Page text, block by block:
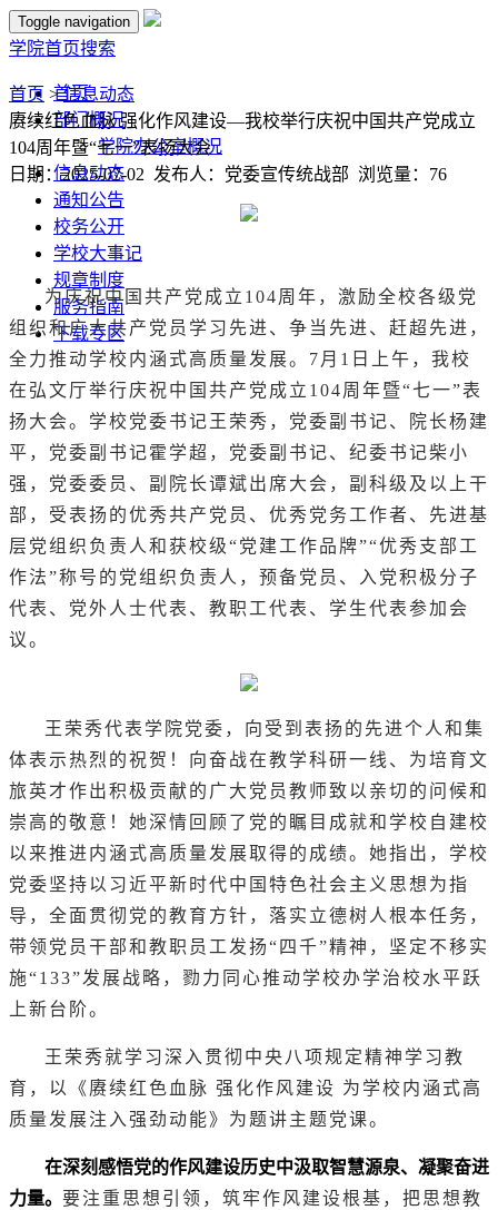
Toggle navigation
学院首页搜索
首页
部门概况
学院办公室概况
信息动态
通知公告
校务公开
学校大事记
规章制度
服务指南
下载专区
首页 >信息动态
赓续红色血脉 强化作风建设—我校举行庆祝中国共产党成立
104周年暨“七一”表扬大会
日期：2025-07-02 发布人：党委宣传统战部 浏览量： 76
为庆祝中国共产党成立104周年，激励全校各级党
组织和广大共产党员学习先进、争当先进、赶超先进，
全力推动学校内涵式高质量发展。7月1日上午，我校
在弘文厅举行庆祝中国共产党成立104周年暨“七一”表
扬大会。学校党委书记王荣秀，党委副书记、院长杨建
平，党委副书记霍学超，党委副书记、纪委书记柴小
强，党委委员、副院长谭斌出席大会，副科级及以上干
部，受表扬的优秀共产党员、优秀党务工作者、先进基
层党组织负责人和获校级“党建工作品牌”“优秀支部工
作法”称号的党组织负责人，预备党员、入党积极分子
代表、党外人士代表、教职工代表、学生代表参加会
议。
王荣秀代表学院党委，向受到表扬的先进个人和集
体表示热烈的祝贺！向奋战在教学科研一线、为培育文
旅英才作出积极贡献的广大党员教师致以亲切的问候和
崇高的敬意！她深情回顾了党的瞩目成就和学校自建校
以来推进内涵式高质量发展取得的成绩。她指出，学校
党委坚持以习近平新时代中国特色社会主义思想为指
导，全面贯彻党的教育方针，落实立德树人根本任务，
带领党员干部和教职员工发扬“四千”精神，坚定不移实
施“133”发展战略，勠力同心推动学校办学治校水平跃
上新台阶。
王荣秀就学习深入贯彻中央八项规定精神学习教
育，以《赓续红色血脉 强化作风建设 为学校内涵式高
质量发展注入强劲动能》为题讲主题党课。
在深刻感悟党的作风建设历史中汲取智慧源泉、凝聚奋进
力量。 要注重思想引领，筑牢作风建设根基，把思想教